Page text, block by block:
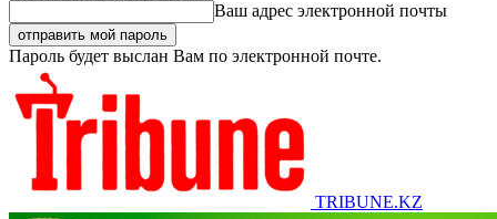
Ваш адрес электронной почты
Пароль будет выслан Вам по электронной почте.
TRIBUNE.KZ